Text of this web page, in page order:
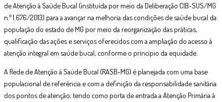
de Atenção à Saúde Bucal (instituída por meio da Deliberação CIB-SUS/MG
n.º 1.676/2013) para a avançar na melhoria das condições de saúde bucal da
população do estado de MG por meio da reorganização das práticas,
qualificação das ações e serviços oferecidos com a ampliação do acesso à
atenção integral em saúde bucal, conforme o princípio da equidade.
A Rede de Atenção à Saúde Bucal (RASB-MG) é planejada com uma base
populacional de referência e com a definição da responsabilidade sanitária
dos pontos de atenção, tendo como porta de entrada a Atenção Primária à